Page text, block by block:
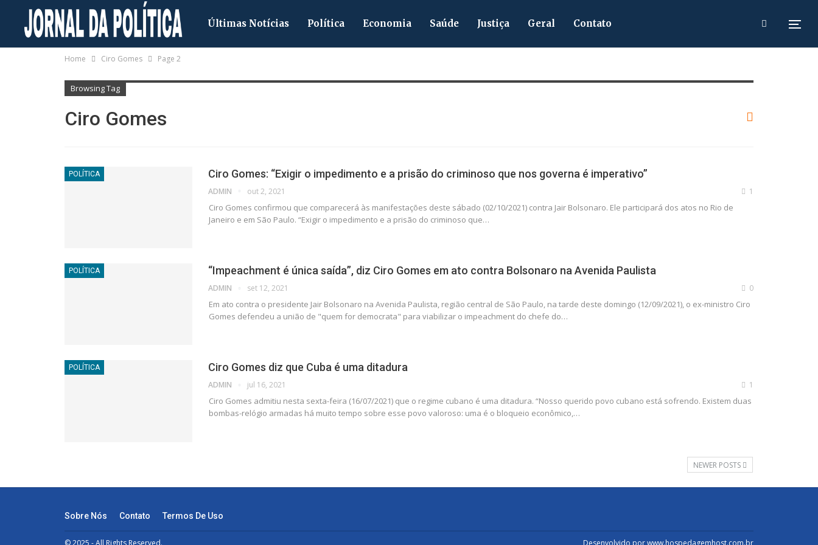
Últimas Notícias Política Economia Saúde Justiça Geral Contato
Home Ciro Gomes Page 2
Browsing Tag
Ciro Gomes
POLÍTICA Ciro Gomes: “Exigir o impedimento e a prisão do criminoso que nos governa é imperativo”
ADMIN out 2, 2021 1
Ciro Gomes confirmou que comparecerá às manifestações deste sábado (02/10/2021) contra Jair Bolsonaro. Ele participará dos atos no Rio de
Janeiro e em São Paulo. “Exigir o impedimento e a prisão do criminoso que…
POLÍTICA “Impeachment é única saída”, diz Ciro Gomes em ato contra Bolsonaro na Avenida Paulista
ADMIN set 12, 2021 0
Em ato contra o presidente Jair Bolsonaro na Avenida Paulista, região central de São Paulo, na tarde deste domingo (12/09/2021), o ex-ministro Ciro
Gomes defendeu a união de "quem for democrata" para viabilizar o impeachment do chefe do…
POLÍTICA Ciro Gomes diz que Cuba é uma ditadura
ADMIN jul 16, 2021 1
Ciro Gomes admitiu nesta sexta-feira (16/07/2021) que o regime cubano é uma ditadura. “Nosso querido povo cubano está sofrendo. Existem duas
bombas-relógio armadas há muito tempo sobre esse povo valoroso: uma é o bloqueio econômico,…
NEWER POSTS
Sobre Nós Contato Termos De Uso
© 2025 - All Rights Reserved. Desenvolvido porwww.hospedagemhost.com.br